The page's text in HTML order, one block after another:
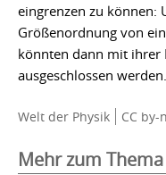
eingrenzen zu können:
Größenordnung von
könnten dann mit
ausgeschlossen werden.
Welt der Physik CC by-
Mehr zum Thema